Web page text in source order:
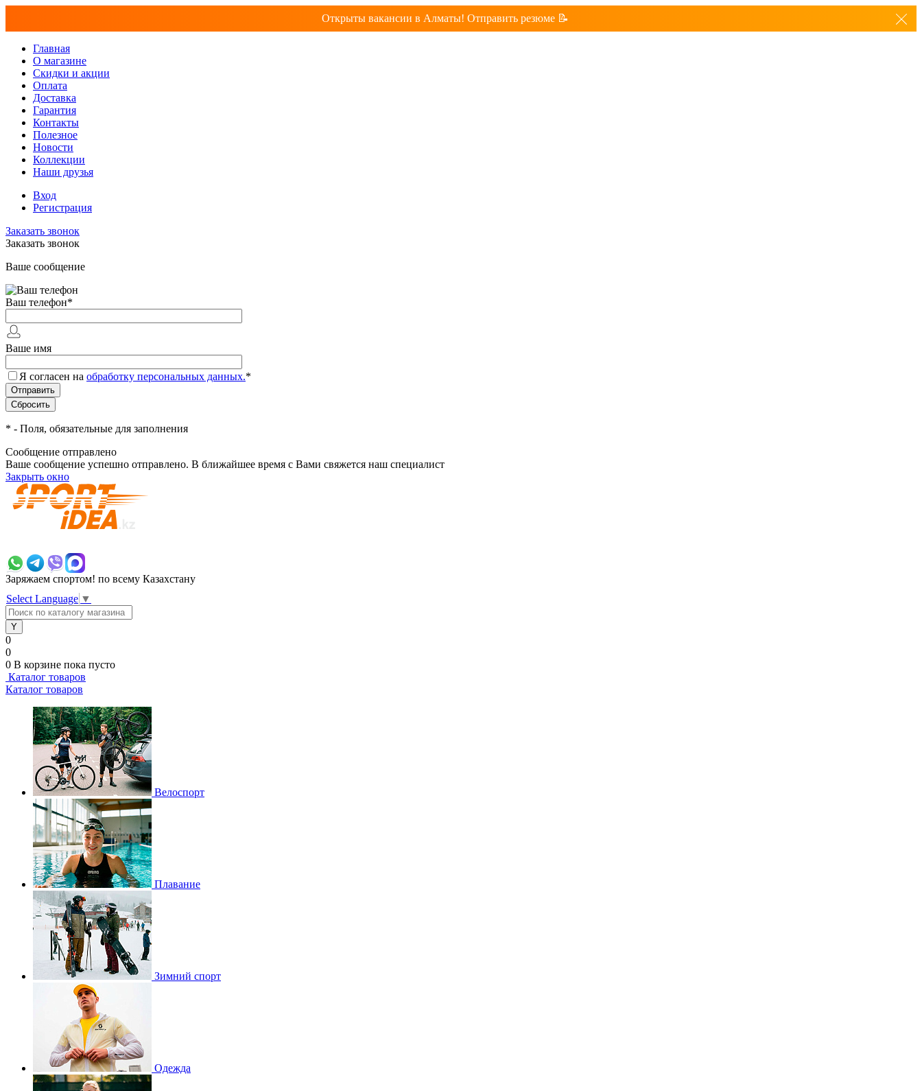
Открыты вакансии в Алматы! Отправить резюме 📝
Главная
О магазине
Скидки и акции
Оплата
Доставка
Гарантия
Контакты
Полезное
Новости
Коллекции
Наши друзья
Вход
Регистрация
Заказать звонок
Заказать звонок
Ваше сообщение
Ваш телефон*
Ваше имя
Я согласен на обработку персональных данных.*
* - Поля, обязательные для заполнения
Сообщение отправлено
Ваше сообщение успешно отправлено. В ближайшее время с Вами свяжется наш специалист
Закрыть окно
Заряжаем спортом! по всему Казахстану
Select Language ▼
0
0
0 В корзине пока пусто
Каталог товаров
Каталог товаров
Велоспорт
Плавание
Зимний спорт
Одежда